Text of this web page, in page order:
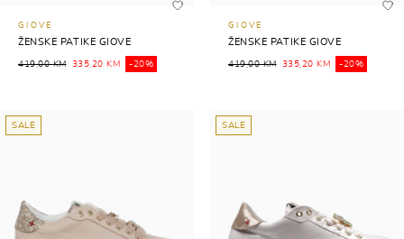
GIOVE
ŽENSKE PATIKE GIOVE
419,00 KM 335,20 KM -20%
GIOVE
ŽENSKE PATIKE GIOVE
419,00 KM 335,20 KM -20%
SALE SALE